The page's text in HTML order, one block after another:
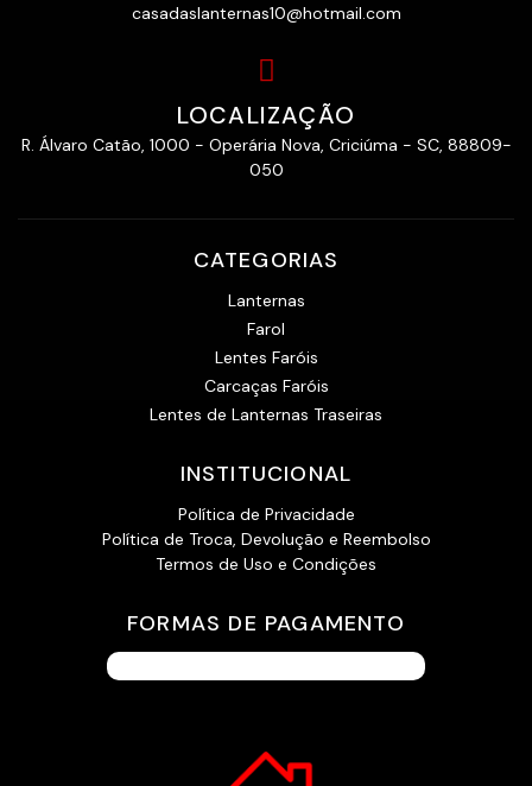
casadaslanternas10@hotmail.com
LOCALIZAÇÃO
R. Álvaro Catão, 1000 - Operária Nova, Criciúma - SC, 88809-
050
CATEGORIAS
Lanternas
Farol
Lentes Faróis
Carcaças Faróis
Lentes de Lanternas Traseiras
INSTITUCIONAL
Política de Privacidade
Política de Troca, Devolução e Reembolso
Termos de Uso e Condições
FORMAS DE PAGAMENTO